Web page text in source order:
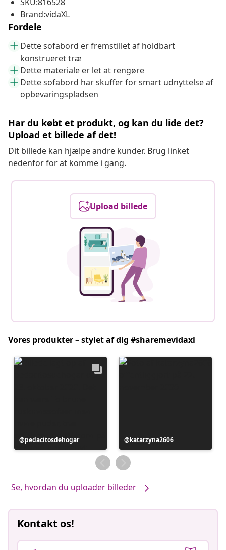
Brand:vidaXL
Fordele
Dette sofabord er fremstillet af holdbart
konstrueret træ
Dette materiale er let at rengøre
Dette sofabord har skuffer for smart udnyttelse af
opbevaringspladsen
Har du købt et produkt, og kan du lide det?
Upload et billede af det!
Dit billede kan hjælpe andre kunder. Brug linket
nedenfor for at komme i gang.
Upload billede
Vores produkter – stylet af dig #sharemevidaxl
Opslag
offentliggjort
pedacitosdehogar
Opslag
offentliggjort
af
katarzyna2606
Se, hvordan du uploader billeder
Kontakt os!